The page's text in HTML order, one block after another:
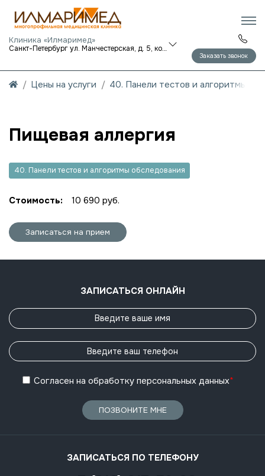
Клиника «Илмаримед»
Санкт-Петербург ул. Манчестерская, д. 5, корп. 1
Заказать звонок
Цены на услуги 40. Панели тестов и алгоритмы
Пищевая аллергия
40. Панели тестов и алгоритмы обследования
Стоимость: 10 690 руб.
Записаться на прием
ЗАПИСАТЬСЯ ОНЛАЙН
Согласен на обработку персональных данных*
ПОЗВОНИТЕ МНЕ
ЗАПИСАТЬСЯ ПО ТЕЛЕФОНУ